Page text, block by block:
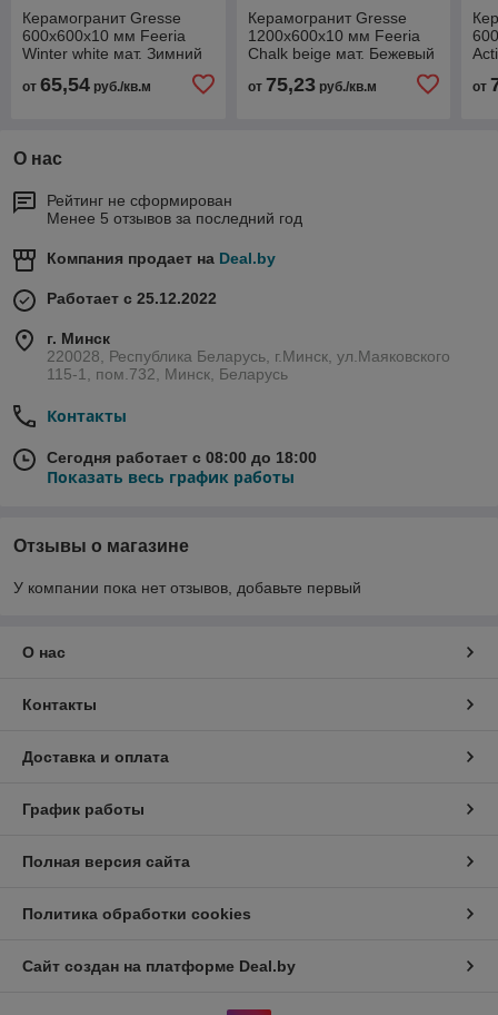
Керамогранит Gresse
600х600х10 мм Feeria
Winter white мат. Зимний
от 65,54 руб./кв.м
Керамогранит Gresse
1200х600х10 мм Feeria
Chalk beige мат. Бежевый
от 75,23руб./кв.м от
О нас
Рейтинг не сформирован
Менее 5 отзывов за последний год
Компания продает на Deal.by
Работает с 25.12.2022
г. Минск
220028, Республика Беларусь, г.Минск, ул.Маяковского
115-1, пом.732, Минск, Беларусь
Контакты
Сегодня работает с 08:00 до 18:00
Показать весь график работы
Отзывы о магазине
У компании пока нет отзывов, добавьте первый
О нас
Контакты
Доставка и оплата
График работы
Полная версия сайта
Политика обработки cookies
Сайт создан на платформе Deal.by